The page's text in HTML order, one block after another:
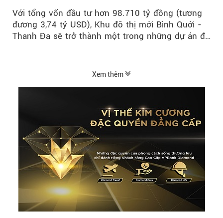
Với tổng vốn đầu tư hơn 98.710 tỷ đồng (tương
đương 3,74 tỷ USD), Khu đô thị mới Bình Quới -
Thanh Đa sẽ trở thành một trong những dự án đô
Xem thêm